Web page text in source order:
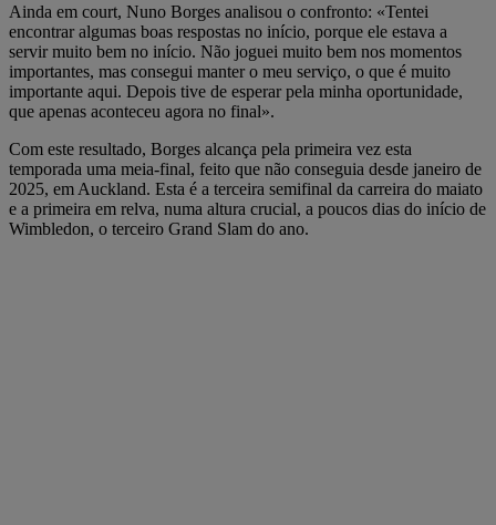
Ainda em court, Nuno Borges analisou o confronto: «Tentei
encontrar algumas boas respostas no início, porque ele estava a
servir muito bem no início. Não joguei muito bem nos momentos
importantes, mas consegui manter o meu serviço, o que é muito
importante aqui. Depois tive de esperar pela minha oportunidade,
que apenas aconteceu agora no final».
Com este resultado, Borges alcança pela primeira vez esta
temporada uma meia-final, feito que não conseguia desde janeiro de
2025, em Auckland. Esta é a terceira semifinal da carreira do maiato
e a primeira em relva, numa altura crucial, a poucos dias do início de
Wimbledon, o terceiro Grand Slam do ano.